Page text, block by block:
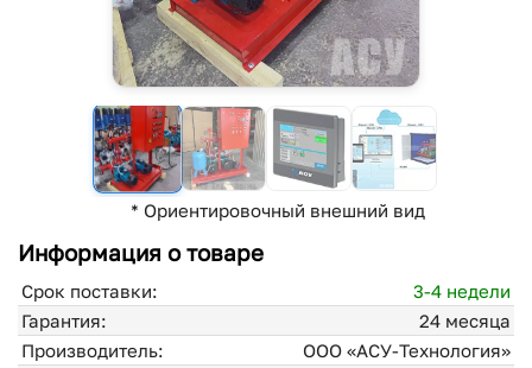
* Ориентировочный внешний вид
Информация о товаре
Срок поставки:
3-4 недели
Гарантия:
24 месяца
Производитель:
ООО «АСУ-Технология»